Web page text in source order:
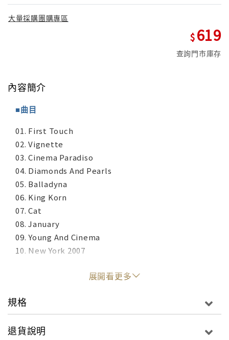
大量採購團購專區
619
查詢門市庫存
內容簡介
■曲目
01. First Touch
02. Vignette
03. Cinema Paradiso
04. Diamonds And Pearls
05. Balladyna
06. King Korn
07. Cat
08. January
09. Young And Cinema
10. New York 2007
展開看更多
規格
退貨說明